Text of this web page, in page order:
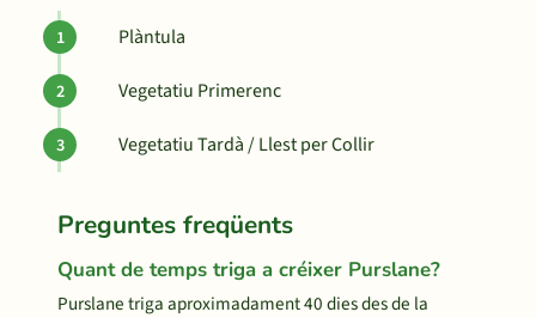
Plàntula
Vegetatiu Primerenc
Vegetatiu Tardà / Llest per Collir
Preguntes freqüents
Quant de temps triga a créixer Purslane?
Purslane triga aproximadament 40 dies des de la